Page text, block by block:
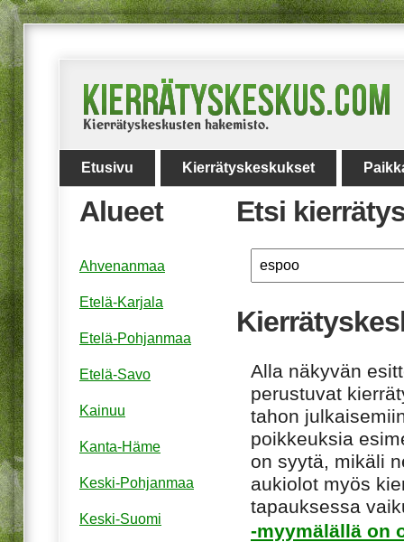
Etusivu Kierrätyskeskukset
Etsi
Alla näkyvän
perustuvat
tahon
poikkeuksia
on syytä, mikäli
aukiolot myös
tapauksessa
-myymälällä on
Alueet
Ahvenanmaa
Etelä-Karjala
Etelä-Pohjanmaa
Etelä-Savo
Kainuu
Kanta-Häme
Keski-Pohjanmaa
Keski-Suomi